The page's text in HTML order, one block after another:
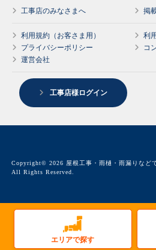
工事店のみなさまへ 掲
利用規約（お客さま用）
利
プライバシーポリシー
コ
運営会社
工事店様ログイン
Copyright© 2026 屋根工事・雨樋・雨漏りなど
All Rights Reserved.
エリアで探す